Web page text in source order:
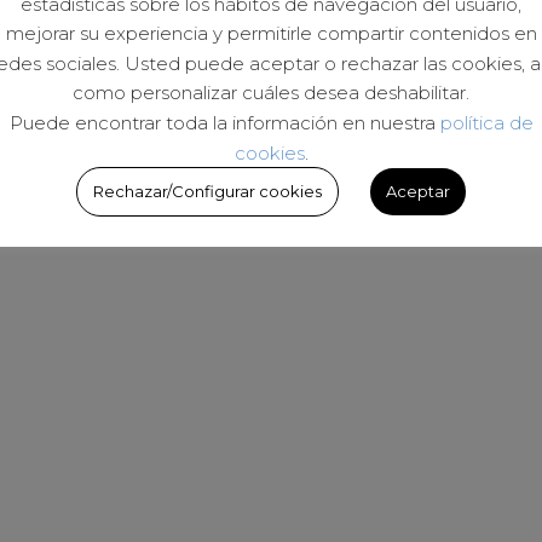
mejorar su experiencia y permitirle compartir contenidos en
sociales. Usted puede aceptar o rechazar las cookies,
como personalizar cuáles desea deshabilitar.
Puede encontrar toda la información en nuestra política de
cookies.
Rechazar/Configurar cookies Aceptar